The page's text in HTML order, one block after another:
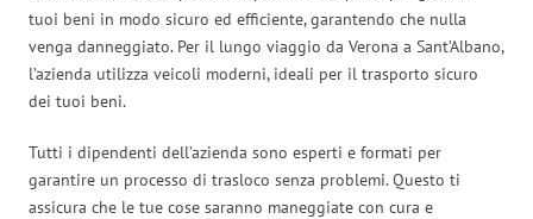
tuoi beni in modo sicuro ed efficiente, garantendo che nulla
venga danneggiato. Per il lungo viaggio da Verona a Sant’Albano,
l’azienda utilizza veicoli moderni, ideali per il trasporto sicuro
dei tuoi beni.
Tutti i dipendenti dell’azienda sono esperti e formati per
garantire un processo di trasloco senza problemi. Questo ti
assicura che le tue cose saranno maneggiate con cura e